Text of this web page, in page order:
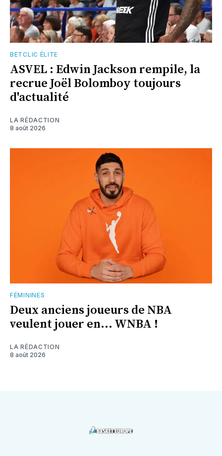
BETCLIC ÉLITE
ASVEL : Edwin Jackson rempile, la
recrue Joël Bolomboy toujours
d'actualité
LA RÉDACTION
8 août 2026
FÉMININES
Deux anciens joueurs de NBA
veulent jouer en... WNBA !
LA RÉDACTION
8 août 2026